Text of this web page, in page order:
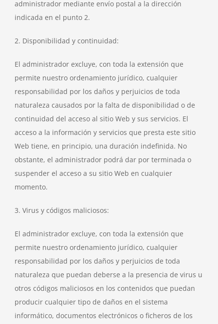
administrador mediante envío postal a la dirección
indicada en el punto 2.
2. Disponibilidad y continuidad:
El administrador excluye, con toda la extensión que
permite nuestro ordenamiento jurídico, cualquier
responsabilidad por los daños y perjuicios de toda
naturaleza causados por la falta de disponibilidad o de
continuidad del acceso al sitio Web y sus servicios. El
acceso a la información y servicios que presta este sitio
Web tiene, en principio, una duración indefinida. No
obstante, el administrador podrá dar por terminada o
suspender el acceso a su sitio Web en cualquier
momento.
3. Virus y códigos maliciosos:
El administrador excluye, con toda la extensión que
permite nuestro ordenamiento jurídico, cualquier
responsabilidad por los daños y perjuicios de toda
naturaleza que puedan deberse a la presencia de virus u
otros códigos maliciosos en los contenidos que puedan
producir cualquier tipo de daños en el sistema
informático, documentos electrónicos o ficheros de los